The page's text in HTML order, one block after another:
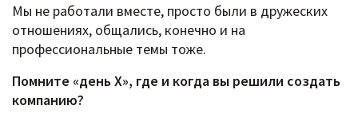
Мы не работали вместе, просто были в дружеских
отношениях, общались, конечно и на
профессиональные темы тоже.
Помните «день Х», где и когда вы решили создать
компанию?